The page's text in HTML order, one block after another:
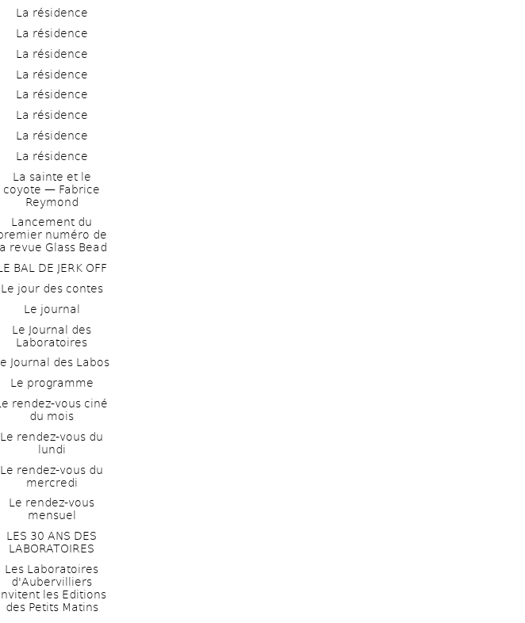
La résidence
La résidence
La résidence
La résidence
La résidence
La résidence
La résidence
La résidence
La sainte et le
coyote — Fabrice
Reymond
Lancement du
numéro de
la revue Glass Bead
BAL DE JERK OFF
Le jour des contes
Le journal
Le Journal des
Laboratoires
Journal des Labos
Le programme
rendez-vous ciné
du mois
Le rendez-vous du
lundi
Le rendez-vous du
mercredi
Le rendez-vous
mensuel
LES 30 ANS DES
LABORATOIRES
Les Laboratoires
d'Aubervilliers
les Editions
des Petits Matins